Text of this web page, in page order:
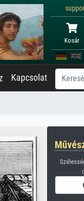
Kosár
Kapcsolat